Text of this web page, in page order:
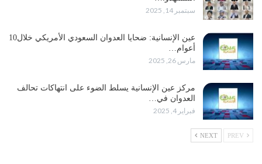
سبتمبر 14, 2025
عين الإنسانية: ضحايا العدوان السعودي الأمريكي خلال10
أعوام…
مارس 26, 2025
مركز عين الإنسانية يسلط الضوء على انتهاكات تحالف
العدوان في…
فبراير 4, 2025
NEXT